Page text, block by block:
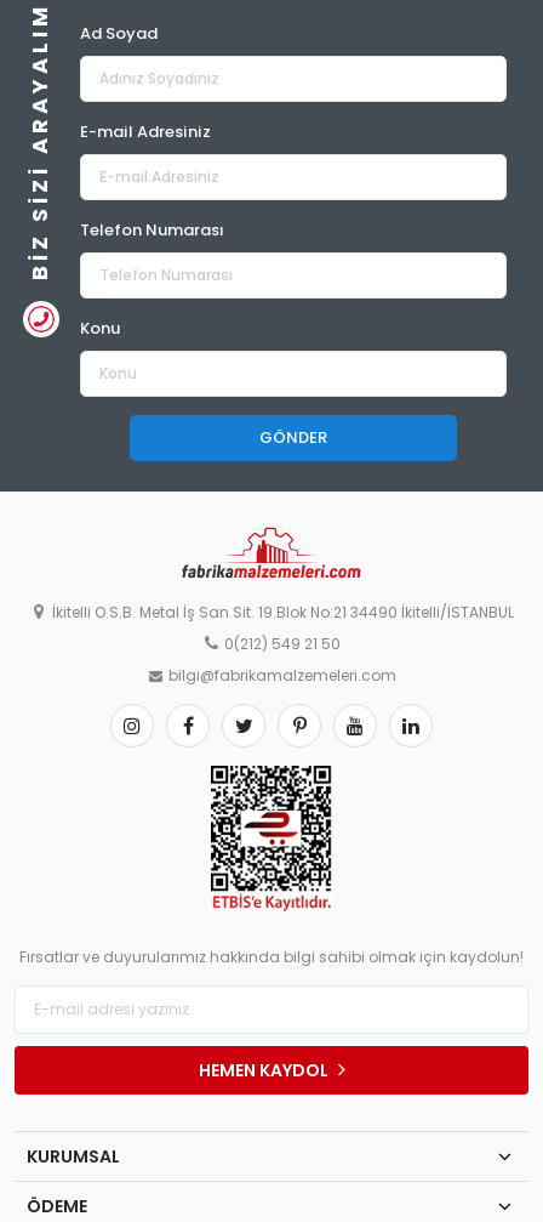
BIZ SIZI ARAYALIM Ad Soyad
E-mail Adresiniz
Telefon Numarası
Konu
GÖNDER
İkitelli O.S.B. Metal İş San.Sit. 19.Blok No:21 34490 İkitelli/İSTANBUL
0(212) 549 21 50
bilgi@fabrikamalzemeleri.com
Fırsatlar ve duyurularımız hakkında bilgi sahibi olmak için kaydolun!
HEMEN KAYDOL
KURUMSAL
ÖDEME